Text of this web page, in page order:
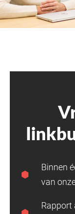
Binnen
van
Rapport